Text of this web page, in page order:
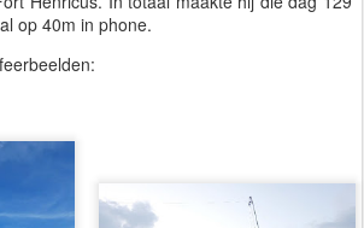
op 40m in phone.